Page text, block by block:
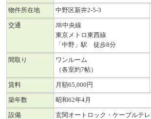
物件所在地 中野区新井2-5-3
交通
JR中央線
東京メトロ東西線
「中野」駅 徒歩8分
間取り
ワンルーム
（各室約7帖）
賃料 月額65,000円
築年数 昭和62年4月
設備
玄関オートロック・ケーブルテ